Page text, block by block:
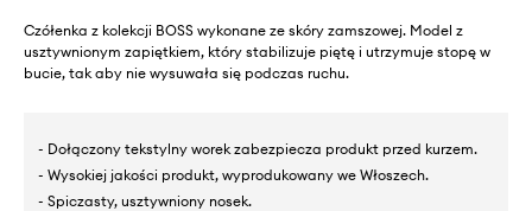
Czółenka z kolekcji BOSS wykonane ze skóry zamszowej. Model z
usztywnionym zapiętkiem, który stabilizuje piętę i utrzymuje stopę w
bucie, tak aby nie wysuwała się podczas ruchu.
- Dołączony tekstylny worek zabezpiecza produkt przed kurzem.
- Wysokiej jakości produkt, wyprodukowany we Włoszech.
- Spiczasty, usztywniony nosek.